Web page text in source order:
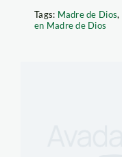
Tags: Madre de Dios,
en Madre de Dios